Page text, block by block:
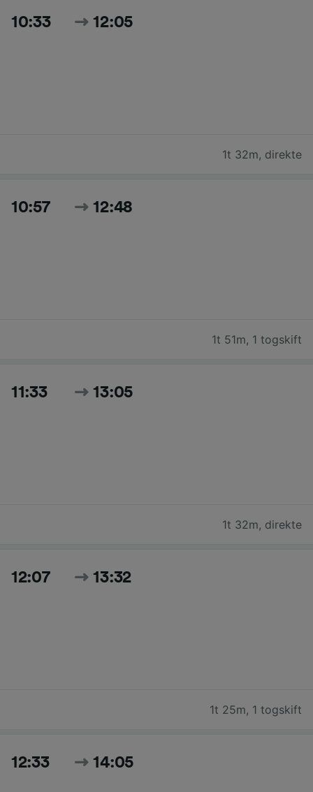
10:33 12:05
1t 32m, direkte
10:57 12:48
1t 51m, 1 togskift
11:33 13:05
1t 32m, direkte
12:07 13:32
1t 25m, 1 togskift
12:33 14:05